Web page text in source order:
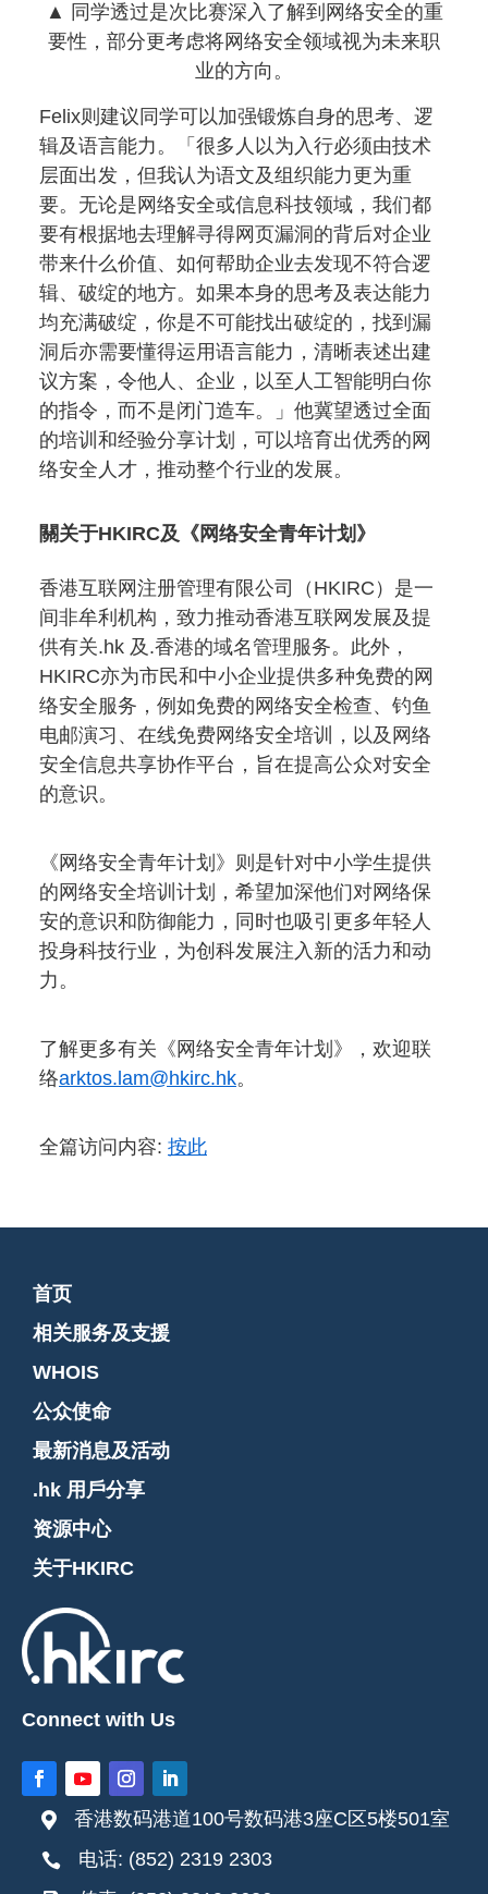
▲ 同学透过是次比赛深入了解到网络安全的重
要性，部分更考虑将网络安全领域视为未来职
业的方向。
Felix则建议同学可以加强锻炼自身的思考、逻
辑及语言能力。「很多人以为入行必须由技术
层面出发，但我认为语文及组织能力更为重
要。无论是网络安全或信息科技领域，我们都
要有根据地去理解寻得网页漏洞的背后对企业
带来什么价值、如何帮助企业去发现不符合逻
辑、破绽的地方。如果本身的思考及表达能力
均充满破绽，你是不可能找出破绽的，找到漏
洞后亦需要懂得运用语言能力，清晰表述出建
议方案，令他人、企业，以至人工智能明白你
的指令，而不是闭门造车。」他冀望透过全面
的培训和经验分享计划，可以培育出优秀的网
络安全人才，推动整个行业的发展。
關关于HKIRC及《网络安全青年计划》
香港互联网注册管理有限公司（HKIRC）是一
间非牟利机构，致力推动香港互联网发展及提
供有关.hk 及.香港的域名管理服务。此外，
HKIRC亦为市民和中小企业提供多种免费的网
络安全服务，例如免费的网络安全检查、钓鱼
电邮演习、在线免费网络安全培训，以及网络
安全信息共享协作平台，旨在提高公众对安全
的意识。
《网络安全青年计划》则是针对中小学生提供
的网络安全培训计划，希望加深他们对网络保
安的意识和防御能力，同时也吸引更多年轻人
投身科技行业，为创科发展注入新的活力和动
力。
了解更多有关《网络安全青年计划》，欢迎联
络arktos.lam@hkirc.hk。
全篇访问内容: 按此
首页
相关服务及支援
WHOIS
公众使命
最新消息及活动
.hk 用戶分享
资源中心
关于HKIRC
Connect with Us
 香港数码港道100号数码港3座C区5楼501室
 电话: (852) 2319 2303